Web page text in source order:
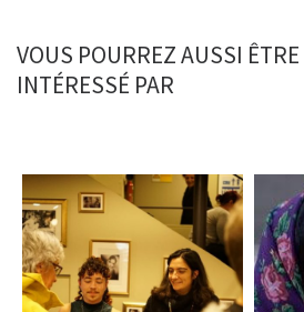
VOUS POURREZ AUSSI ÊTRE
INTÉRESSÉ PAR